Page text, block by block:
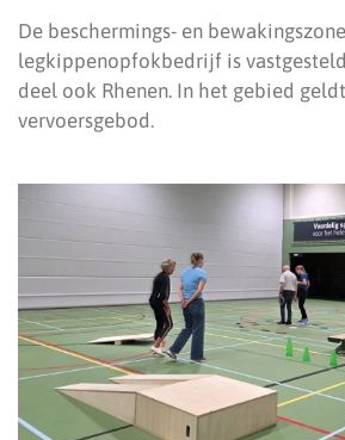
De beschermings- en
legkippenopfokbedrijf is
deel ook Rhenen. In het gebied
vervoersgebod.